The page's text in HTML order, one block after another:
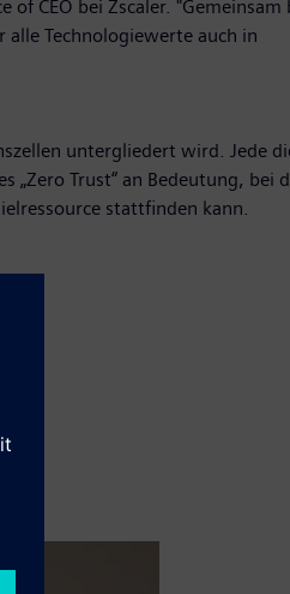
CEO bei Zscaler. "Gemeinsam
alle Technologiewerte auch in
untergliedert wird. Jede
Trust“ an Bedeutung, bei
stattfinden kann.